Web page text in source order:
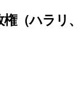
（ハラリ、